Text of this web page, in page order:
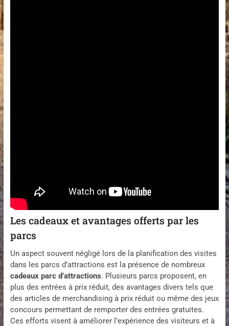
Les cadeaux et avantages offerts par les
parcs
Un aspect souvent négligé lors de la planification des visites
dans les parcs d’attractions est la présence de nombreux
cadeaux parc d’attractions. Plusieurs parcs proposent, en
plus des entrées à prix réduit, des avantages divers tels que
des articles de merchandising à prix réduit ou même des jeux
concours permettant de remporter des entrées gratuites.
Ces efforts visent à améliorer l’expérience des visiteurs et à